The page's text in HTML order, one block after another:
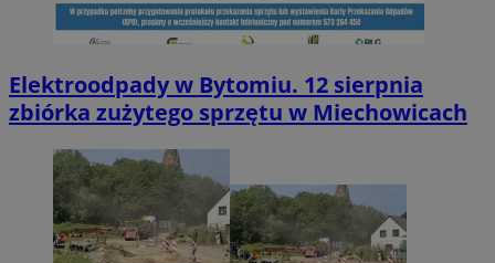
Elektroodpady w Bytomiu. 12 sierpnia
zbiórka zużytego sprzętu w Miechowicach